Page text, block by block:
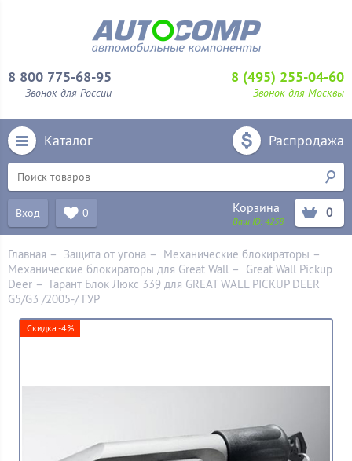
8 800 775-68-95
Звонок для России
8 (495) 255-04-60
Звонок для Москвы
Каталог Распродажа
Вход 0 Корзина
Ваш ID:4258
0
Главная – Защита от угона – Механические блoкираторы –
Механические блокираторы для Great Wall – Great Wall Pickup
Deer – Гарант Блок Люкс 339 для GREAT WALL PICKUP DEER
G5/G3 /2005-/ ГУР
Скидка -4%